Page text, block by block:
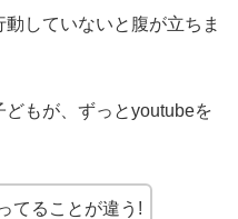
していないと腹が立ちま
もが、ずっとyoutubeを
てることが違う!